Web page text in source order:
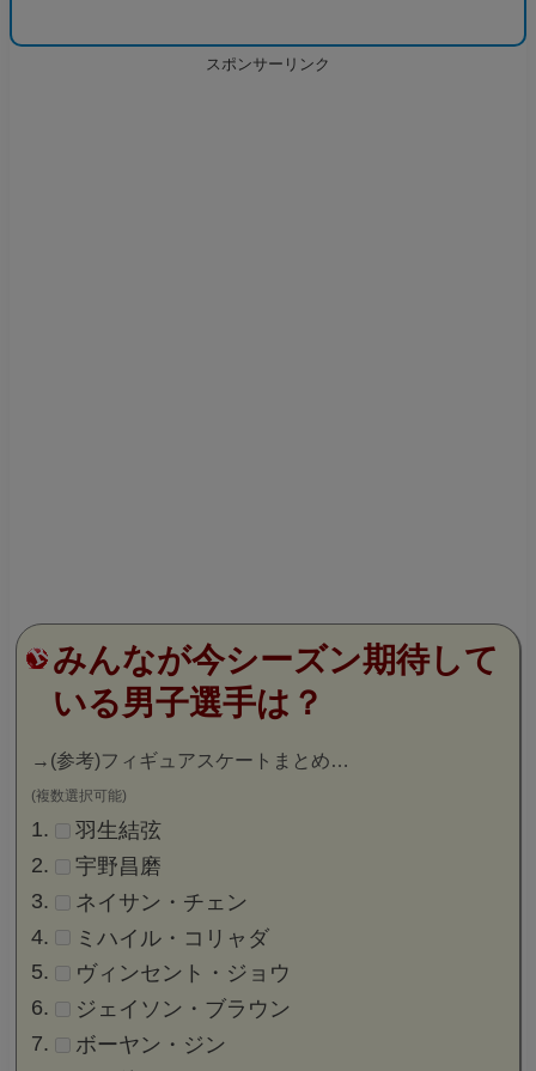
スポンサーリンク
みんなが今シーズン期待して
いる男子選手は？
→ (参考)フィギュアスケートまとめ…
(複数選択可能)
羽生結弦
宇野昌磨
ネイサン・チェン
ミハイル・コリャダ
ヴィンセント・ジョウ
ジェイソン・ブラウン
ボーヤン・ジン